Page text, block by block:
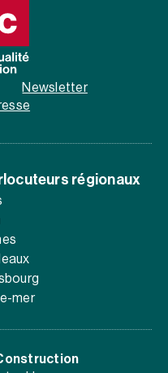
Newsletter
régionaux
mer